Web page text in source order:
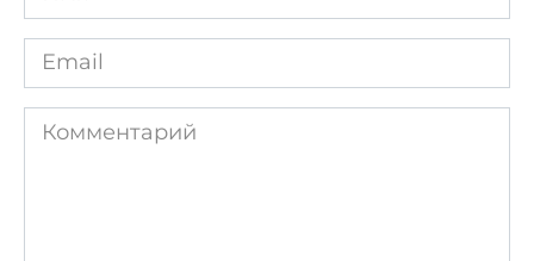
*
Email
*
Комментарий